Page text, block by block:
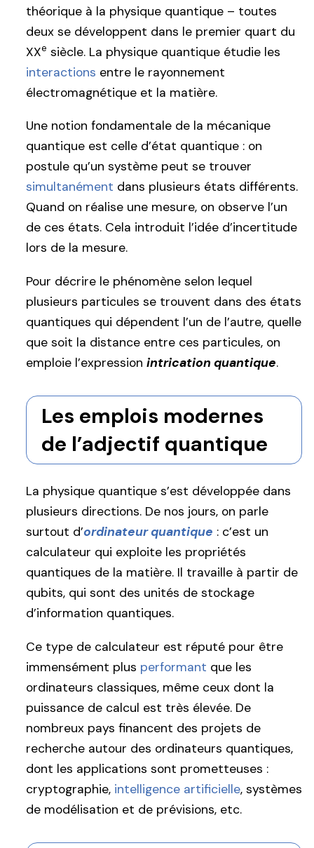
théorique à la physique quantique – toutes
deux se développent dans le premier quart du
XXe siècle. La physique quantique étudie les
interactions entre le rayonnement
électromagnétique et la matière.
Une notion fondamentale de la mécanique
quantique est celle d’état quantique : on
postule qu’un système peut se trouver
simultanément dans plusieurs états différents.
Quand on réalise une mesure, on observe l’un
de ces états. Cela introduit l’idée d’incertitude
lors de la mesure.
Pour décrire le phénomène selon lequel
plusieurs particules se trouvent dans des états
quantiques qui dépendent l’un de l’autre, quelle
que soit la distance entre ces particules, on
emploie l’expression intrication quantique.
Les emplois modernes
de l’adjectif quantique
La physique quantique s’est développée dans
plusieurs directions. De nos jours, on parle
surtout d’ordinateur quantique : c’est un
calculateur qui exploite les propriétés
quantiques de la matière. Il travaille à partir de
qubits, qui sont des unités de stockage
d’information quantiques.
Ce type de calculateur est réputé pour être
immensément plus performant que les
ordinateurs classiques, même ceux dont la
puissance de calcul est très élevée. De
nombreux pays financent des projets de
recherche autour des ordinateurs quantiques,
dont les applications sont prometteuses :
cryptographie, intelligence artificielle, systèmes
de modélisation et de prévisions, etc.